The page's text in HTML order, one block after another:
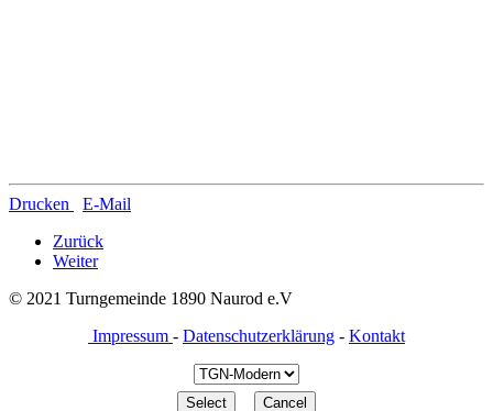
Drucken
E-Mail
Zurück
Weiter
© 2021 Turngemeinde 1890 Naurod e.V
Impressum - Datenschutzerklärung - Kontakt